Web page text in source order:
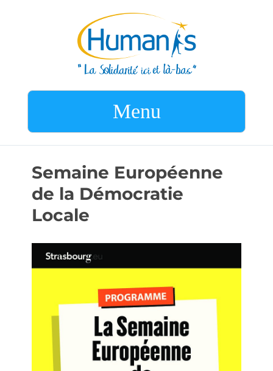
Menu
Semaine Européenne
de la Démocratie
Locale